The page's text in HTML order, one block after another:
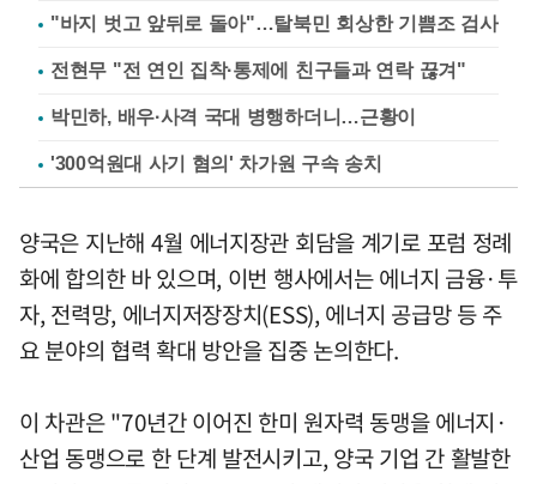
"바지 벗고 앞뒤로 돌아"…탈북민 회상한 기쁨조 검사
전현무 "전 연인 집착·통제에 친구들과 연락 끊겨"
박민하, 배우·사격 국대 병행하더니…근황이
'300억원대 사기 혐의' 차가원 구속 송치
양국은 지난해 4월 에너지장관 회담을 계기로 포럼 정례
화에 합의한 바 있으며, 이번 행사에서는 에너지 금융·투
자, 전력망, 에너지저장장치(ESS), 에너지 공급망 등 주
요 분야의 협력 확대 방안을 집중 논의한다.
이 차관은 "70년간 이어진 한미 원자력 동맹을 에너지·
산업 동맹으로 한 단계 발전시키고, 양국 기업 간 활발한